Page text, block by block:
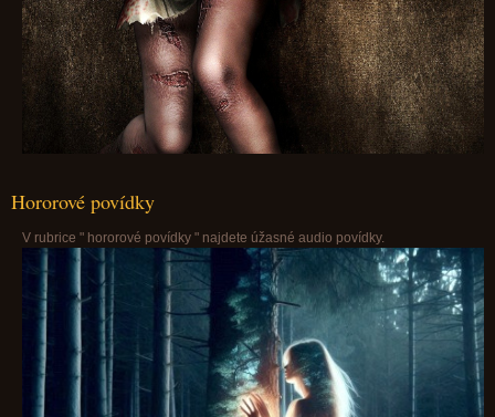
Hororové povídky
V rubrice " hororové povídky " najdete úžasné audio povídky.